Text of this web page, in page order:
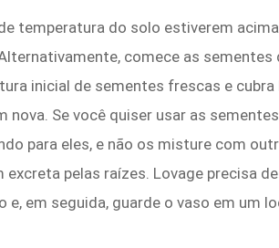
temperatura do solo estiverem acima
comece as sementes
inicial de sementes frescas e
Se você quiser usar as
para eles, e não os misture com
pelas raízes. Lovage precisa
em seguida, guarde o vaso em um